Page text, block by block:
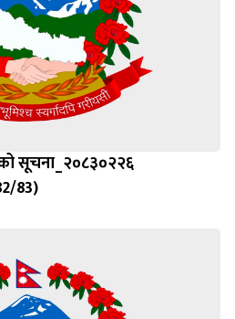
सूचना_२०८३०२२६
83)